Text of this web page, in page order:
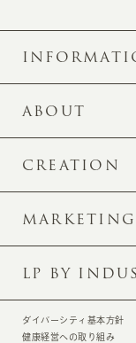
ABOUT
CREATION
MARKETING
LP BY
ダイバーシティ基本方針
健康経営への取り組み